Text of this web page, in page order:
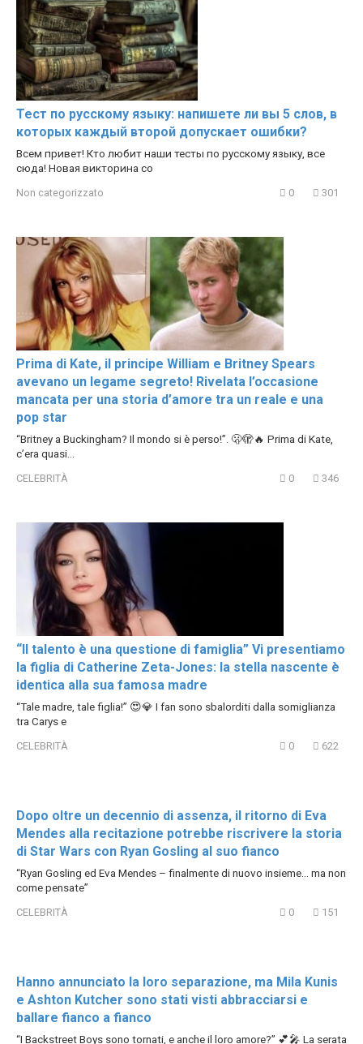
Тест по русскому языку: напишете ли вы 5 слов, в
которых каждый второй допускает ошибки?
Всем привет! Кто любит наши тесты по русскому языку, все
сюда! Новая викторина со
Non categorizzato 0 301
Prima di Kate, il principe William e Britney Spears
avevano un legame segreto! Rivelata l’occasione
mancata per una storia d’amore tra un reale e una
pop star
“Britney a Buckingham? Il mondo si è perso!”. 🫢🫣🔥 Prima di Kate,
c’era quasi…
CELEBRITÀ 0 346
“Il talento è una questione di famiglia” Vi presentiamo
la figlia di Catherine Zeta-Jones: la stella nascente è
identica alla sua famosa madre
“Tale madre, tale figlia!” 😍💎 I fan sono sbalorditi dalla somiglianza
tra Carys e
CELEBRITÀ 0 622
Dopo oltre un decennio di assenza, il ritorno di Eva
Mendes alla recitazione potrebbe riscrivere la storia
di Star Wars con Ryan Gosling al suo fianco
“Ryan Gosling ed Eva Mendes – finalmente di nuovo insieme… ma non
come pensate”
CELEBRITÀ 0 151
Hanno annunciato la loro separazione, ma Mila Kunis
e Ashton Kutcher sono stati visti abbracciarsi e
ballare fianco a fianco
“I Backstreet Boys sono tornati, e anche il loro amore?” 💕🎤 La serata